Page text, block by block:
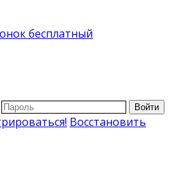
бесплатный
Войти
Восстановить